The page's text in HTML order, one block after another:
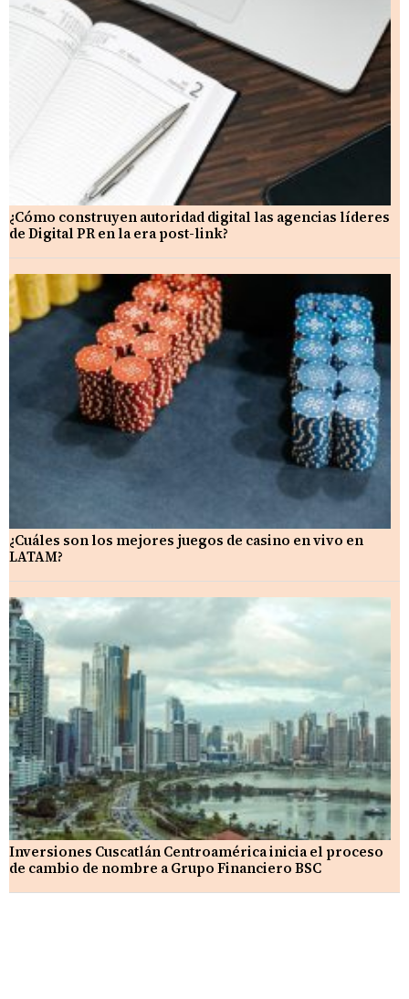
¿Cómo construyen autoridad digital las agencias líderes
de Digital PR en la era post-link?
¿Cuáles son los mejores juegos de casino en vivo en
LATAM?
Inversiones Cuscatlán Centroamérica inicia el proceso
de cambio de nombre a Grupo Financiero BSC